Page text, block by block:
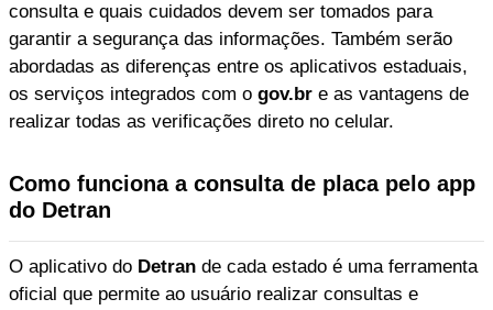
consulta e quais cuidados devem ser tomados para
garantir a segurança das informações. Também serão
abordadas as diferenças entre os aplicativos estaduais,
os serviços integrados com o gov.br e as vantagens de
realizar todas as verificações direto no celular.
Como funciona a consulta de placa pelo app
do Detran
O aplicativo do Detran de cada estado é uma ferramenta
oficial que permite ao usuário realizar consultas e